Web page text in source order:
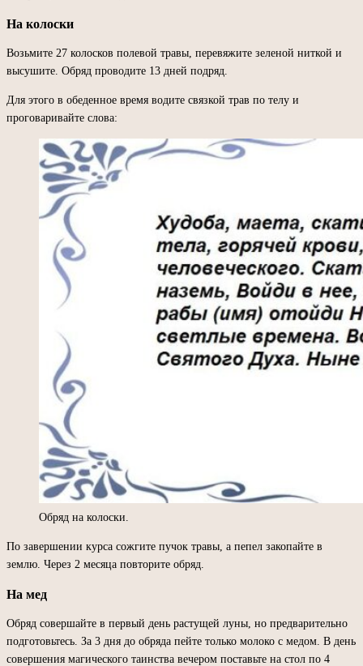
На колоски
Возьмите 27 колосков полевой травы, перевяжите зеленой ниткой и
высушите. Обряд проводите 13 дней подряд.
Для этого в обеденное время водите связкой трав по телу и
проговаривайте слова:
Обряд на колоски.
По завершении курса сожгите пучок травы, а пепел закопайте в
землю. Через 2 месяца повторите обряд.
На мед
Обряд совершайте в первый день растущей луны, но предварительно
подготовьтесь. За 3 дня до обряда пейте только молоко с медом. В день
совершения магического таинства вечером поставьте на стол по 4